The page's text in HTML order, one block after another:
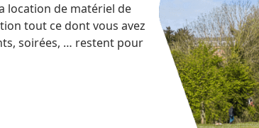
location de matériel de
tout ce dont vous avez
soirées, … restent pour